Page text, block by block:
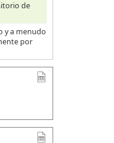
de
y a menudo
por